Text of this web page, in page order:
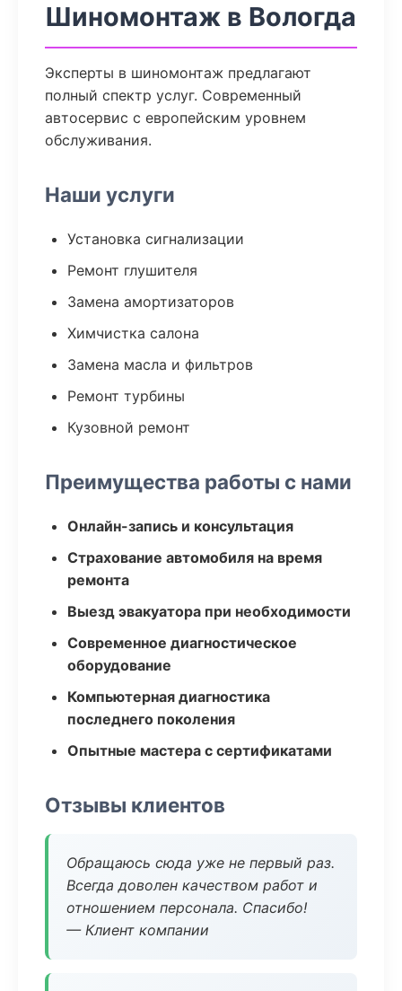
Шиномонтаж в Вологда
Эксперты в шиномонтаж предлагают
полный спектр услуг. Современный
автосервис с европейским уровнем
обслуживания.
Наши услуги
Установка сигнализации
Ремонт глушителя
Замена амортизаторов
Химчистка салона
Замена масла и фильтров
Ремонт турбины
Кузовной ремонт
Преимущества работы с нами
Онлайн-запись и консультация
Страхование автомобиля на время
ремонта
Выезд эвакуатора при необходимости
Современное диагностическое
оборудование
Компьютерная диагностика
последнего поколения
Опытные мастера с сертификатами
Отзывы клиентов
Обращаюсь сюда уже не первый раз.
Всегда доволен качеством работ и
отношением персонала. Спасибо!
— Клиент компании